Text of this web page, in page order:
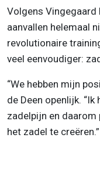
Volgens Vingegaard
aanvallen helemaal
revolutionaire
veel eenvoudiger:
“We hebben mijn
de Deen openlijk.
zadelpijn en daarom
het zadel te creëren.”